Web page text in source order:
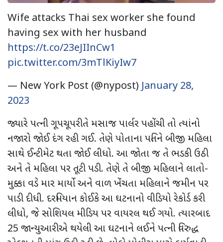
Wife attacks Thai sex worker she found
having sex with her husband
https://t.co/23eJIInCw1
pic.twitter.com/3mTlKiyIw7
— New York Post (@nypost) January 28,
2023
જ્યારે પત્ની ગૂપચૂપરીતે મસાજ પાર્લર પહોંચી તો ત્યાંનો
નજારો જોઈ દંગ રહી ગઈ. તેણે પોતાના પતિને બીજી મહિલા
સાથે ઈન્ટીમેટ થતા જોઈ લીધો. આ જોતા જ તે ભડકી ઉઠી
અને તે મહિલા પર તૂટી પડી. તેણે તે બીજી મહિલાને લાતો-
મુક્કા વડે માર માર્યો અને વાળ ખેંચતા મહિલાને જમીન પર
પાડી દીધી. દરમિયાન કોઈકે આ ઘટનાનો વીડિયો રેકોર્ડ કરી
લીધો, જે સોશિયલ મીડિય પર વાયરલ થઈ ગયો. ત્યારબાદ
25 જાન્યુઆરીએ થયેલી આ ઘટનાને લઈને પત્ની વિરુદ્ધ